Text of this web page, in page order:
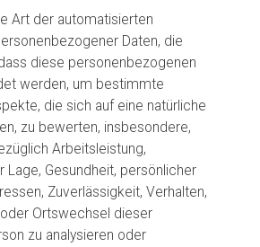
Art der automatisierten
Daten, die
diese personenbezogenen
werden, um bestimmte
die sich auf eine natürliche
zu bewerten, insbesondere,
Arbeitsleistung,
Lage, Gesundheit, persönlicher
Zuverlässigkeit, Verhalten,
Ortswechsel dieser
zu analysieren oder